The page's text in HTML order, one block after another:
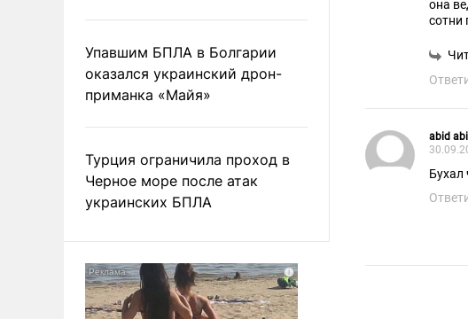
Упавшим БПЛА в Болгарии
оказался украинский дрон-
приманка «Майя»
Турция ограничила проход в
Черное море после атак
украинских БПЛА
она ведь в
сотни
abid
Бухал